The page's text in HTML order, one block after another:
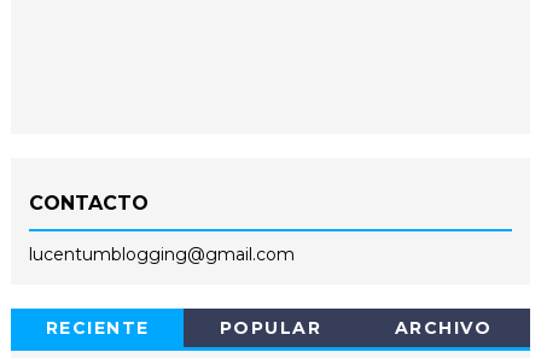
CONTACTO
lucentumblogging@gmail.com
RECIENTE POPULAR ARCHIVO